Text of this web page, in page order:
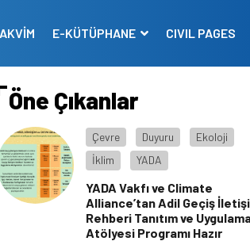
E-KÜTÜPHANE CIVIL PAGES
Öne Çıkanlar
Çevre Duyuru
Ekoloji
İklim
YADA
YADA Vakfı ve Climate
Alliance’tan Adil Geçiş
Rehberi Tanıtım ve
Atölyesi Programı Hazır